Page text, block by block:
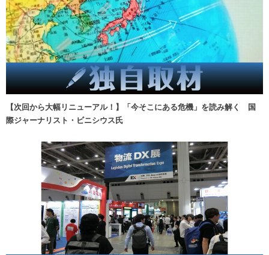
【次回から大幅リニューアル！】「今そこにある危機」を読み解く 国
際ジャーナリスト・ビニシウス氏